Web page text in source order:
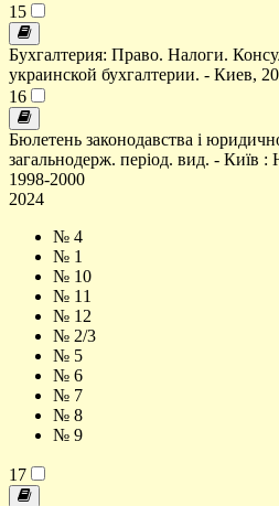
15
Бухгалтерия: Право. Налоги.
украинской бухгалтерии. - Киев,
16
Бюлетень законодавства і
загальнодерж. період. вид. - Київ
1998-2000
2024
№ 4
№ 1
№ 10
№ 11
№ 12
№ 2/3
№ 5
№ 6
№ 7
№ 8
№ 9
17